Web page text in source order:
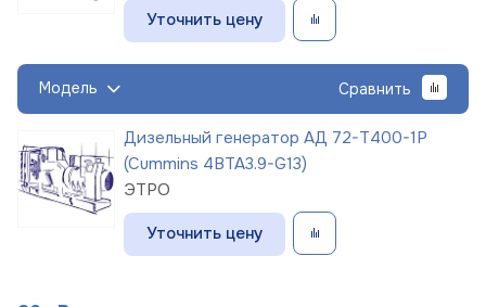
Уточнить цену
Модель Сравнить
Дизельный генератор АД 72-Т400-1Р
(Cummins 4BTA3.9-G13)
ЭТРО
Уточнить цену